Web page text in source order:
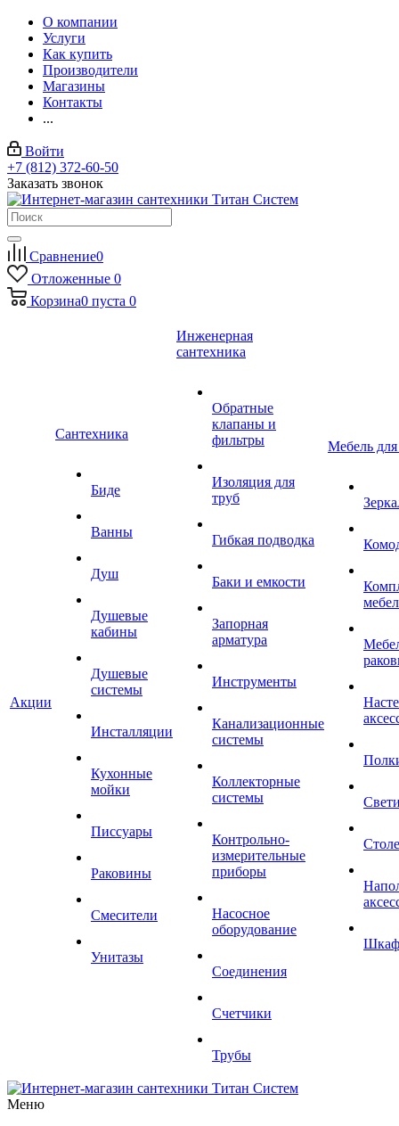
О компании
Услуги
Как купить
Производители
Магазины
Контакты
...
Войти
+7 (812) 372-60-50
Заказать звонок
Сравнение0
Отложенные 0
Корзина0 пуста 0
Акции
Сантехника
Биде
Ванны
Душ
Душевые
кабины
Душевые
системы
Инсталляции
Кухонные
мойки
Писсуары
Раковины
Смесители
Унитазы
Инженерная
сантехника
Обратные
клапаны и
фильтры
Изоляция для
труб
Гибкая подводка
Баки и емкости
Запорная
арматура
Инструменты
Канализационные
системы
Коллекторные
системы
Контрольно-
измерительные
приборы
Насосное
оборудование
Соединения
Счетчики
Трубы
Мебель
Меню